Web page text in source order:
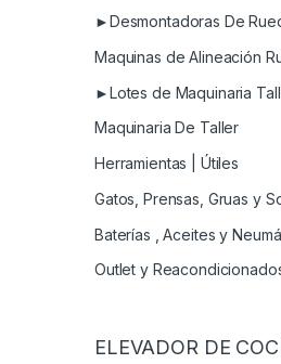
►Desmontadoras De
Maquinas de Alineación
►Lotes de Maquinaria
Maquinaria De Taller
Herramientas | Útiles
Gatos, Prensas, Gruas y
Baterías , Aceites y
Outlet y
ELEVADOR DE